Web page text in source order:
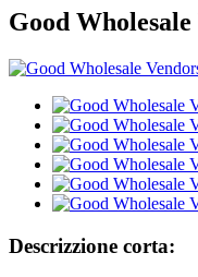
Good
Descrizzione corta: